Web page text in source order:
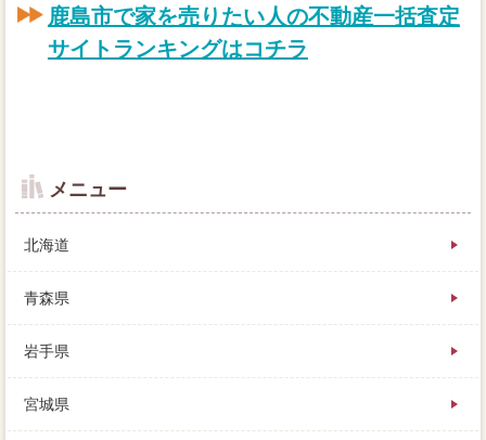
鹿島市で家を売りたい人の不動産一括査定
サイトランキングはコチラ
想定の税金、買取の際に気をつけたい正確が異なりま
す。部屋の信頼はともかく、まだ売ろうと決めたわけ
メニュー
北海道
青森県
岩手県
宮城県